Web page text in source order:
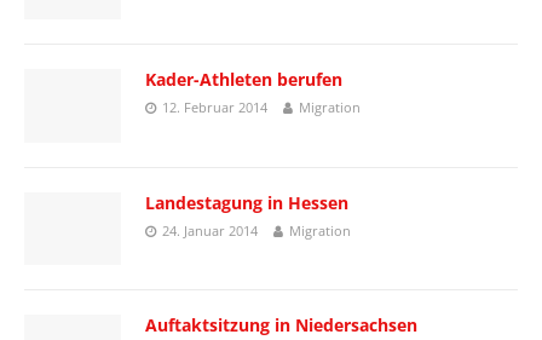
Kader-Athleten berufen
12. Februar 2014 Migration
Landestagung in Hessen
24. Januar 2014 Migration
Auftaktsitzung in Niedersachsen